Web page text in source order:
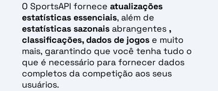
O SportsAPI fornece atualizações
estatísticas essenciais, além de
estatísticas sazonaisabrangentes ,
classificações, dados de jogose muito
mais, garantindo que você tenha tudo o
que é necessário para fornecer dados
completos da competição aos seus
usuários.